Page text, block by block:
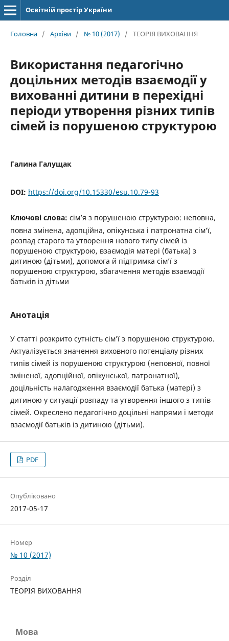
Освітній простір України
Головна / Архіви / № 10 (2017) / ТЕОРІЯ ВИХОВАННЯ
Використання педагогічно
доцільних методів взаємодії у
вихованні дитини в перехідні
періоди утворення різних типів
сімей із порушеною структурою
Галина Галущак
DOI: https://doi.org/10.15330/esu.10.79-93
Ключові слова: сім’я з порушеною структурою: неповна,
повна змінена, адопційна, опікунська і патронатна сім’ї,
розпад старого та утворення нового типу сімей із
порушеною структурою, взаємодія матері (батька) з
дитиною (дітьми), допомога й підтримка сім’ї з
порушеною структурою, збагачення методів взаємодії
батьків із дітьми
Анотація
У статті розкрито сутність сім’ї з порушеною структурою.
Актуалізується значення виховного потенціалу різних
типів сімей із порушеною структурою (неповної, повної
зміненої, адопційної, опікунської, патронатної),
доцільність налагодження взаємодії батька (матері) з
дитиною у ситуації розпаду та утворення іншого з типів
сімей. Окреслено педагогічно доцільні напрями і методи
взаємодії батьків із дитиною (дітьми).
PDF
Опубліковано
2017-05-17
Номер
№ 10 (2017)
Розділ
ТЕОРІЯ ВИХОВАННЯ
Мова